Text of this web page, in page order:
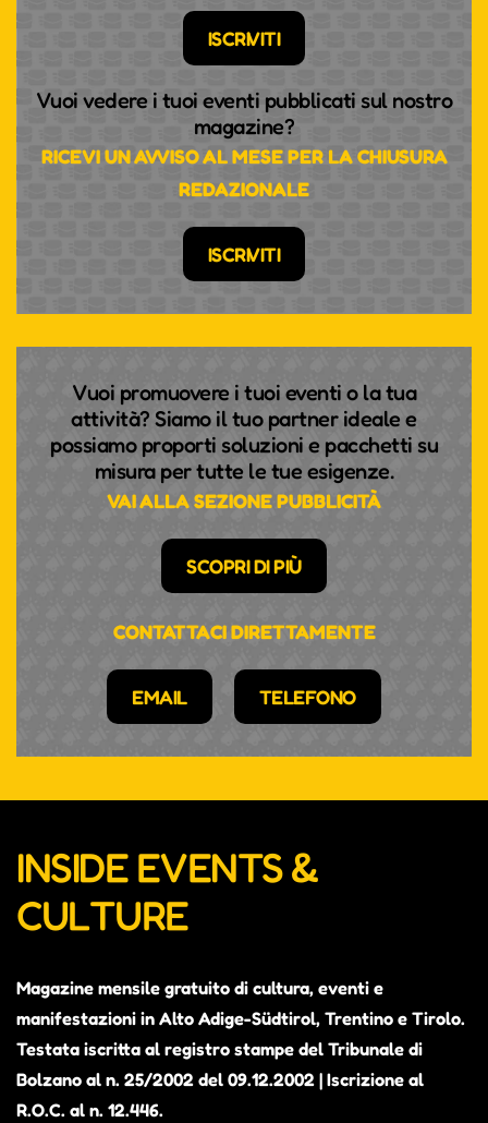
ISCRIVITI
Vuoi vedere i tuoi eventi pubblicati sul nostro
magazine?
RICEVI UN AVVISO AL MESE PER LA CHIUSURA
REDAZIONALE
ISCRIVITI
Vuoi promuovere i tuoi eventi o la tua
attività? Siamo il tuo partner ideale e
possiamo proporti soluzioni e pacchetti su
misura per tutte le tue esigenze.
VAI ALLA SEZIONE PUBBLICITÀ
SCOPRI DI PIÙ
CONTATTACI DIRETTAMENTE
EMAIL TELEFONO
INSIDE EVENTS &
CULTURE
Magazine mensile gratuito di cultura, eventi e
manifestazioni in Alto Adige-Südtirol, Trentino e Tirolo.
Testata iscritta al registro stampe del Tribunale di
Bolzano al n. 25/2002 del 09.12.2002 | Iscrizione al
R.O.C. al n. 12.446.